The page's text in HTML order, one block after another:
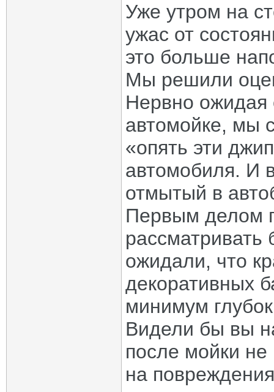
Уже утром на
ужас от
это больше
Мы решили
Нервно ожидая
автомойке, мы
«опять эти
автомобиля. И
отмытый в
Первым делом
ожидали, что
декоративных
минимум
Видели бы вы
после мойки
на